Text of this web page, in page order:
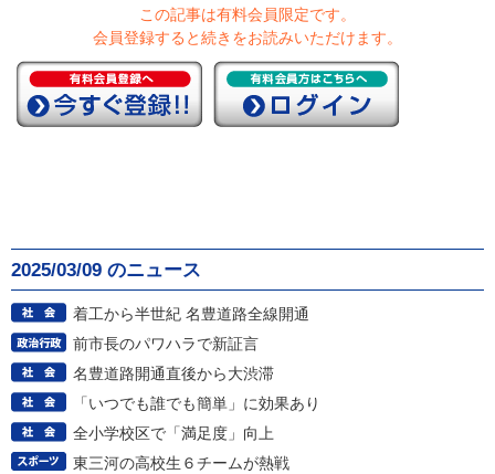
この記事は有料会員限定です。
会員登録すると続きをお読みいただけます。
2025/03/09 のニュース
着工から半世紀 名豊道路全線開通
前市長のパワハラで新証言
名豊道路開通直後から大渋滞
「いつでも誰でも簡単」に効果あり
全小学校区で「満足度」向上
東三河の高校生６チームが熱戦